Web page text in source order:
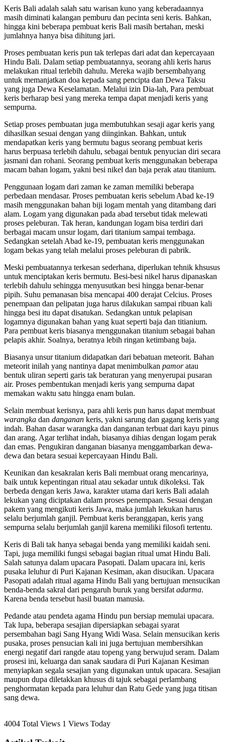
Keris Bali adalah salah satu warisan kuno yang keberadaannya
masih diminati kalangan pemburu dan pecinta seni keris. Bahkan,
hingga kini beberapa pembuat keris Bali masih bertahan, meski
jumlahnya hanya bisa dihitung jari.
Proses pembuatan keris pun tak terlepas dari adat dan kepercayaan
Hindu Bali. Dalam setiap pembuatannya, seorang ahli keris harus
melakukan ritual terlebih dahulu. Mereka wajib bersembahyang
untuk memanjatkan doa kepada sang pencipta dan Dewa Taksu
yang juga Dewa Keselamatan. Melalui izin Dia-lah, Para pembuat
keris berharap besi yang mereka tempa dapat menjadi keris yang
sempurna.
Setiap proses pembuatan juga membutuhkan sesaji agar keris yang
dihasilkan sesuai dengan yang diinginkan. Bahkan, untuk
mendapatkan keris yang bermutu bagus seorang pembuat keris
harus berpuasa terlebih dahulu, sebagai bentuk penyucian diri secara
jasmani dan rohani. Seorang pembuat keris menggunakan beberapa
macam bahan logam, yakni besi nikel dan baja perak atau titanium.
Penggunaan logam dari zaman ke zaman memiliki beberapa
perbedaan mendasar. Proses pembuatan keris sebelum Abad ke-19
masih menggunakan bahan biji logam mentah yang ditambang dari
alam. Logam yang digunakan pada abad tersebut tidak melewati
proses peleburan. Tak heran, kandungan logam bisa terdiri dari
berbagai macam unsur logam, dari titanium sampai tembaga.
Sedangkan setelah Abad ke-19, pembuatan keris menggunakan
logam bekas yang telah melalui proses peleburan di pabrik.
Meski pembuatannya terkesan sederhana, diperlukan tehnik khsusus
untuk menciptakan keris bermutu. Besi-besi nikel harus dipanaskan
terlebih dahulu sehingga menyusutkan besi hingga benar-benar
pipih. Suhu pemanasan bisa mencapai 400 derajat Celcius. Proses
penempaan dan pelipatan juga harus dilakukan sampai ribuan kali
hingga besi itu dapat disatukan. Sedangkan untuk pelapisan
logamnya digunakan bahan yang kuat seperti baja dan titianium.
Para pembuat keris biasanya menggunakan titanium sebagai bahan
pelapis akhir. Soalnya, beratnya lebih ringan ketimbang baja.
Biasanya unsur titanium didapatkan dari bebatuan meteorit. Bahan
meteorit inilah yang nantinya dapat menimbulkan pamoratau
bentuk uliran seperti garis tak beraturan yang menyerupai pusaran
air. Proses pembentukan menjadi keris yang sempurna dapat
memakan waktu satu hingga enam bulan.
Selain membuat kerisnya, para ahli keris pun harus dapat membuat
warangka dan danganan keris, yakni sarung dan gagang keris yang
indah. Bahan dasar warangka dan danganan terbuat dari kayu pinus
dan arang. Agar terlihat indah, biasanya dihias dengan logam perak
dan emas. Pengukiran danganan biasanya menggambarkan dewa-
dewa dan betara sesuai kepercayaan Hindu Bali.
Keunikan dan kesakralan keris Bali membuat orang mencarinya,
baik untuk kepentingan ritual atau sekadar untuk dikoleksi. Tak
berbeda dengan keris Jawa, karakter utama dari keris Bali adalah
lekukan yang diciptakan dalam proses penempaan. Sesuai dengan
pakem yang mengikuti keris Jawa, maka jumlah lekukan harus
selalu berjumlah ganjil. Pembuat keris beranggapan, keris yang
sempurna selalu berjumlah ganjil karena memiliki filosofi tertentu.
Keris di Bali tak hanya sebagai benda yang memiliki kaidah seni.
Tapi, juga memiliki fungsi sebagai bagian ritual umat Hindu Bali.
Salah satunya dalam upacara Pasopati. Dalam upacara ini, keris
pusaka leluhur di Puri Kajanan Kesiman, akan disucikan. Upacara
Pasopati adalah ritual agama Hindu Bali yang bertujuan mensucikan
benda-benda sakral dari pengaruh buruk yang bersifat adarma.
Karena benda tersebut hasil buatan manusia.
Pedande atau pendeta agama Hindu pun bersiap memulai upacara.
Tak lupa, beberapa sesajian dipersiapkan sebagai syarat
persembahan bagi Sang Hyang Widi Wasa. Selain mensucikan keris
pusaka, proses pensucian kali ini juga bertujuan membersihkan
energi negatif dari rangde atau topeng yang berwujud seram. Dalam
prosesi ini, keluarga dan sanak saudara di Puri Kajanan Kesiman
menyiapkan segala sesajian yang digunakan untuk upacara. Sesajian
maupun dupa diletakkan khusus di tajuk sebagai perlambang
penghormatan kepada para leluhur dan Ratu Gede yang juga titisan
sang dewa.
4004 Total Views 1 Views Today